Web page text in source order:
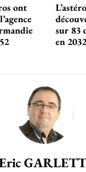
ont
sur 83
en